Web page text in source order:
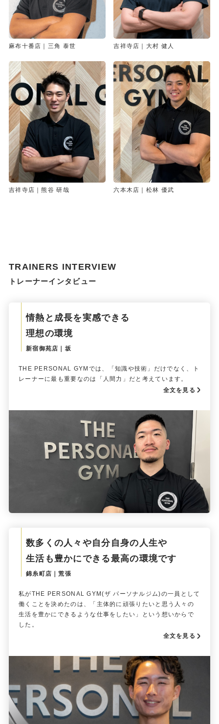
麻布十番店｜三角 泰世 吉祥寺店｜大村 健人
吉祥寺店｜熊谷 研哉 六本木店｜松林 優武
TRAINERS INTERVIEW
トレーナーインタビュー
情熱と成長を実感できる
理想の環境
新宿御苑店｜坂
THE PERSONAL GYMでは、「知識や技術」だけでなく、ト
レーナーに最も重要なのは「人間力」だと考えています。
全文を見る
数多くの人々や自分自身の人生や
生活も豊かにできる最高の環境です
錦糸町店｜荒張
私がTHE PERSONAL GYM(ザ パーソナルジム)の一員として
働くことを決めたのは、「主体的に頑張りたいと思う人々の
生活を豊かにできるような仕事をしたい」という想いからで
した。
全文を見る